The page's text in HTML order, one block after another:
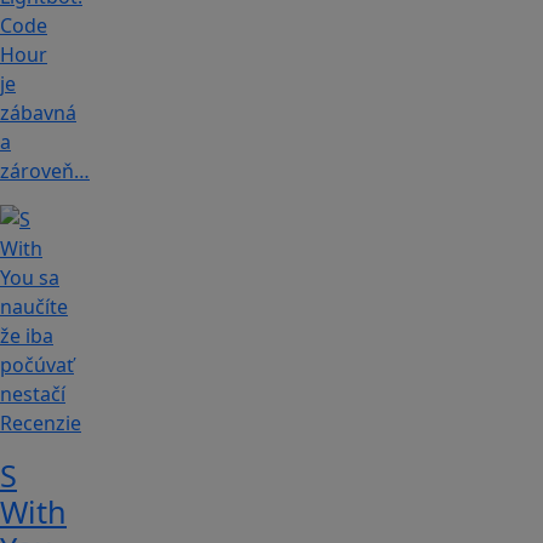
Code
Hour
je
zábavná
a
zároveň…
Recenzie
S
With